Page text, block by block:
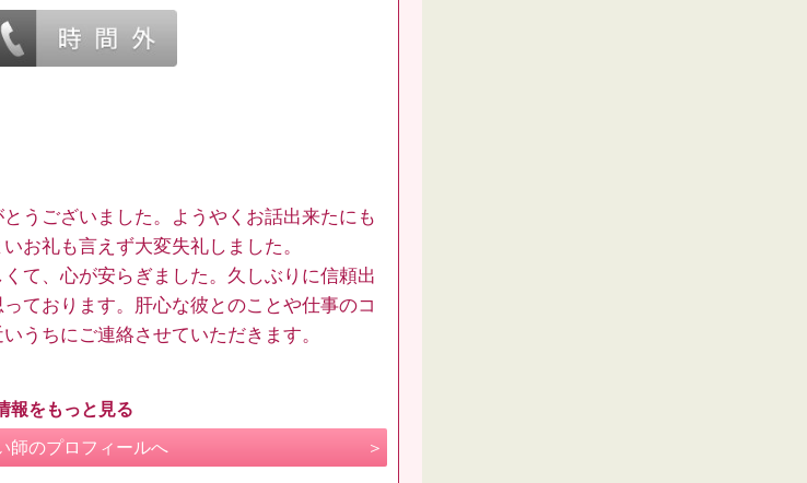
うございました。ようやくお話出来たにも
お礼も言えず大変失礼しました。
て、心が安らぎました。久しぶりに信頼出
ております。肝心な彼とのことや仕事のコ
うちにご連絡させていただきます。
報をもっと見る
師のプロフィールへ